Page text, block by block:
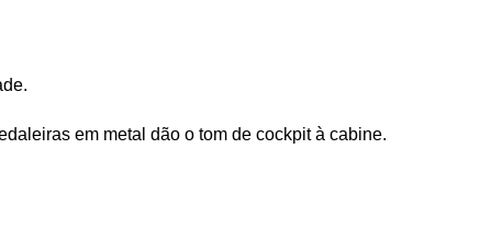
em metal dão o tom de cockpit à cabine.